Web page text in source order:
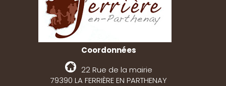
Coordonnées
22 Rue de la mairie
79390 LA FERRIÈRE EN PARTHENAY